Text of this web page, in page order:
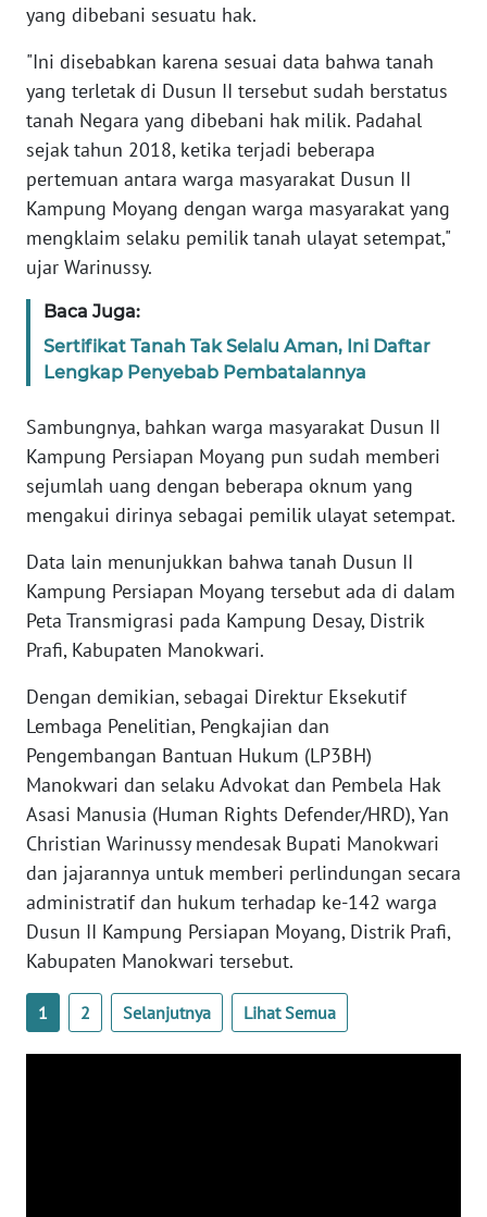
yang dibebani sesuatu hak.
"Ini disebabkan karena sesuai data bahwa tanah
yang terletak di Dusun II tersebut sudah berstatus
tanah Negara yang dibebani hak milik. Padahal
sejak tahun 2018, ketika terjadi beberapa
pertemuan antara warga masyarakat Dusun II
Kampung Moyang dengan warga masyarakat yang
mengklaim selaku pemilik tanah ulayat setempat,"
ujar Warinussy.
Baca Juga:
Sertifikat Tanah Tak Selalu Aman, Ini Daftar
Lengkap Penyebab Pembatalannya
Sambungnya, bahkan warga masyarakat Dusun II
Kampung Persiapan Moyang pun sudah memberi
sejumlah uang dengan beberapa oknum yang
mengakui dirinya sebagai pemilik ulayat setempat.
Data lain menunjukkan bahwa tanah Dusun II
Kampung Persiapan Moyang tersebut ada di dalam
Peta Transmigrasi pada Kampung Desay, Distrik
Prafi, Kabupaten Manokwari.
Dengan demikian, sebagai Direktur Eksekutif
Lembaga Penelitian, Pengkajian dan
Pengembangan Bantuan Hukum (LP3BH)
Manokwari dan selaku Advokat dan Pembela Hak
Asasi Manusia (Human Rights Defender/HRD), Yan
Christian Warinussy mendesak Bupati Manokwari
dan jajarannya untuk memberi perlindungan secara
administratif dan hukum terhadap ke-142 warga
Dusun II Kampung Persiapan Moyang, Distrik Prafi,
Kabupaten Manokwari tersebut.
1 2 Selanjutnya Lihat Semua
WN
PAPUA
WN
BARAT
WN
RIAU
SERAMBI
WN
WN
SULTRA
NTB
WN
SULTENG
WN
SULBAR
WN
SUMBAR
WN
SUMSEL
WN